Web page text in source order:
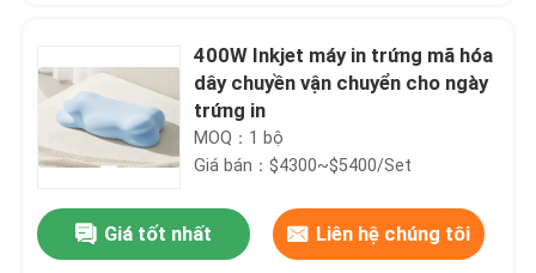
400W Inkjet máy in trứng mã hóa
dây chuyền vận chuyển cho ngày
trứng in
MOQ：1 bộ
Giá bán：$4300~$5400/Set
Giá tốt nhất Liên hệ chúng tôi